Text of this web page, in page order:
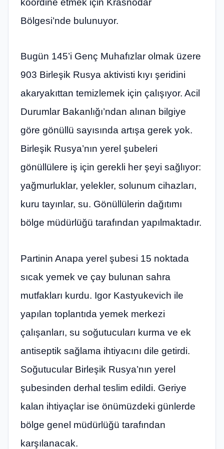
Bölgesi’nde bulunuyor.
Bugün 145’i Genç Muhafızlar olmak üzere
903 Birleşik Rusya aktivisti kıyı şeridini
akaryakıttan temizlemek için çalışıyor. Acil
Durumlar Bakanlığı’ndan alınan bilgiye
göre gönüllü sayısında artışa gerek yok.
Birleşik Rusya’nın yerel şubeleri
gönüllülere iş için gerekli her şeyi sağlıyor:
yağmurluklar, yelekler, solunum cihazları,
kuru tayınlar, su. Gönüllülerin dağıtımı
bölge müdürlüğü tarafından yapılmaktadır.
Partinin Anapa yerel şubesi 15 noktada
sıcak yemek ve çay bulunan sahra
mutfakları kurdu. Igor Kastyukevich ile
yapılan toplantıda yemek merkezi
çalışanları, su soğutucuları kurma ve ek
antiseptik sağlama ihtiyacını dile getirdi.
Soğutucular Birleşik Rusya’nın yerel
şubesinden derhal teslim edildi. Geriye
kalan ihtiyaçlar ise önümüzdeki günlerde
bölge genel müdürlüğü tarafından
karşılanacak.